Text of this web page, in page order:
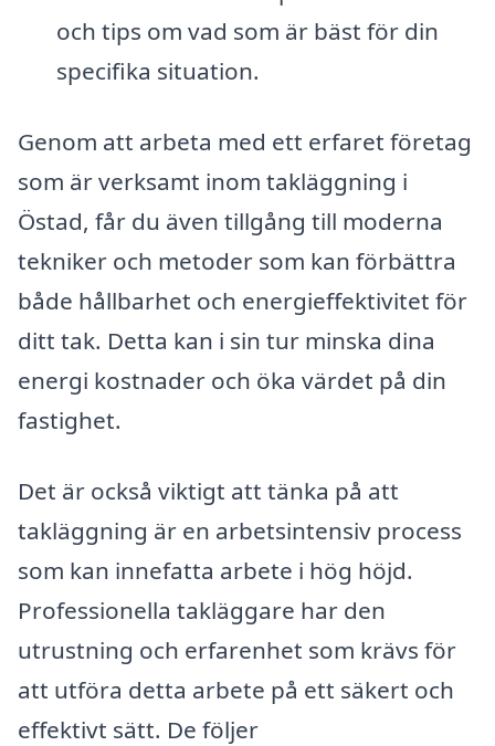
och tips om vad som är bäst för din
specifika situation.
Genom att arbeta med ett erfaret företag
som är verksamt inom takläggning i
Östad, får du även tillgång till moderna
tekniker och metoder som kan förbättra
både hållbarhet och energieffektivitet för
ditt tak. Detta kan i sin tur minska dina
energi kostnader och öka värdet på din
fastighet.
Det är också viktigt att tänka på att
takläggning är en arbetsintensiv process
som kan innefatta arbete i hög höjd.
Professionella takläggare har den
utrustning och erfarenhet som krävs för
att utföra detta arbete på ett säkert och
effektivt sätt. De följer